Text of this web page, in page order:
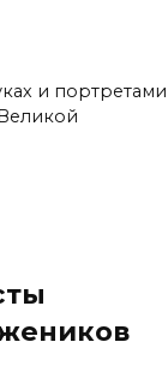
и портретами